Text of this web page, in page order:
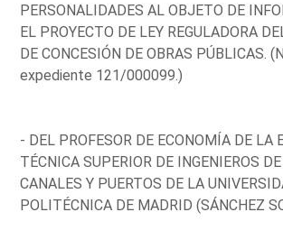
PERSONALIDADES AL OBJETO DE
EL PROYECTO DE LEY REGULADORA
DE CONCESIÓN DE OBRAS PÚBLICAS.
expediente 121/000099.)
- DEL PROFESOR DE ECONOMÍA DE LA
TÉCNICA SUPERIOR DE INGENIEROS
CANALES Y PUERTOS DE LA
POLITÉCNICA DE MADRID (SÁNCHEZ